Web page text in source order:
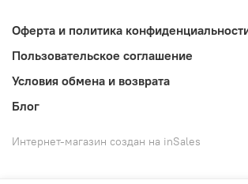
Оферта и политика
Пользовательское соглашение
Условия обмена и возврата
Блог
Интернет-магазин создан на inSales